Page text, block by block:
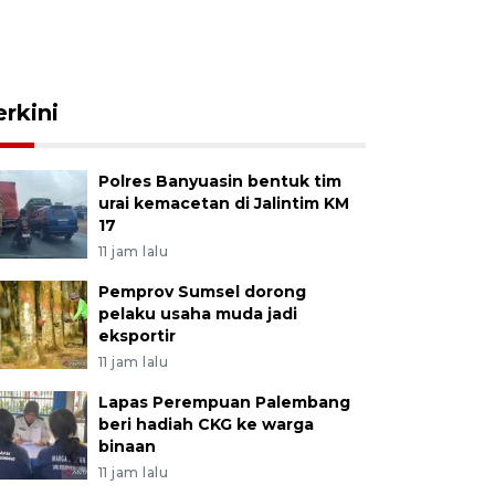
Polres Banyuasin bentuk tim
urai kemacetan di Jalintim KM
17
11 jam lalu
Pemprov Sumsel dorong
pelaku usaha muda jadi
eksportir
11 jam lalu
Lapas Perempuan Palembang
beri hadiah CKG ke warga
binaan
11 jam lalu